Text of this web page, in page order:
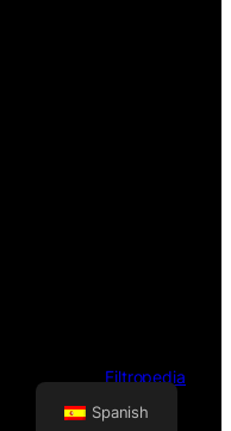
Filtropedia
Spanish